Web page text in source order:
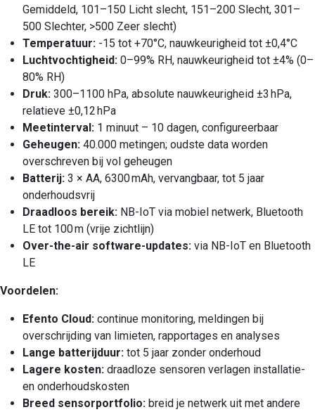
Gemiddeld, 101–150 Licht slecht, 151–200 Slecht, 301–
500 Slechter, >500 Zeer slecht)
Temperatuur: -15 tot +70°C, nauwkeurigheid tot ±0,4°C
Luchtvochtigheid: 0–99% RH, nauwkeurigheid tot ±4% (0–
80% RH)
Druk: 300–1100 hPa, absolute nauwkeurigheid ±3 hPa,
relatieve ±0,12 hPa
Meetinterval: 1 minuut – 10 dagen, configureerbaar
Geheugen: 40.000 metingen; oudste data worden
overschreven bij vol geheugen
Batterij: 3 × AA, 6300 mAh, vervangbaar, tot 5 jaar
onderhoudsvrij
Draadloos bereik: NB-IoT via mobiel netwerk, Bluetooth
LE tot 100 m (vrije zichtlijn)
Over-the-air software-updates: via NB-IoT en Bluetooth
LE
Voordelen:
Efento Cloud: continue monitoring, meldingen bij
overschrijding van limieten, rapportages en analyses
Lange batterijduur: tot 5 jaar zonder onderhoud
Lagere kosten: draadloze sensoren verlagen installatie-
en onderhoudskosten
Breed sensorportfolio: breid je netwerk uit met andere